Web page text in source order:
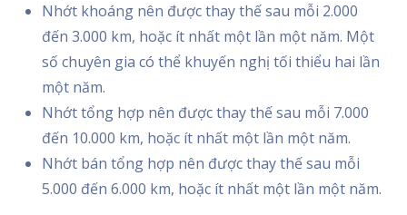
Nhớt khoáng nên được thay thế sau mỗi 2.000
đến 3.000 km, hoặc ít nhất một lần một năm. Một
số chuyên gia có thể khuyến nghị tối thiểu hai lần
một năm.
Nhớt tổng hợp nên được thay thế sau mỗi 7.000
đến 10.000 km, hoặc ít nhất một lần một năm.
Nhớt bán tổng hợp nên được thay thế sau mỗi
5.000 đến 6.000 km, hoặc ít nhất một lần một năm.